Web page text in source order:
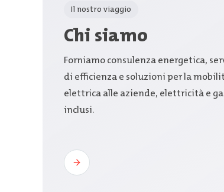
Il nostro viaggio
Chi siamo
Forniamo consulenza energetica,
di efficienza e soluzioni per la
elettrica alle aziende, elettricità e
inclusi.